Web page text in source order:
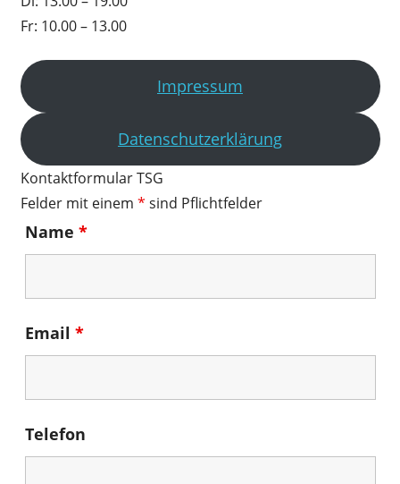
Fr: 10.00 – 13.00
Impressum
Datenschutzerklärung
Kontaktformular TSG
Felder mit einem * sind Pflichtfelder
Name *
Email *
Telefon